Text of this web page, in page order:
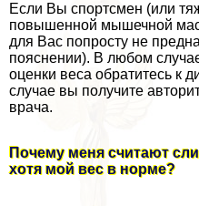
Если Вы спортсмен (или
повышенной мышечной
для Вас попросту не
пояснении). В любом
оценки веса обратитесь к
случае вы получите
врача.
Почему меня считают
хотя мой вес в норме?